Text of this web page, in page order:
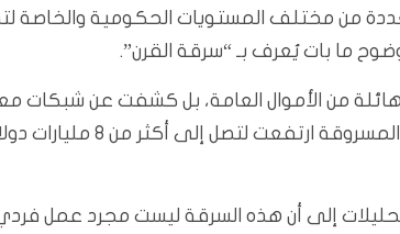
من مختلف المستويات الحكومية والخاصة
ما بات يُعرف بـ “سرقة القرن”.
من الأموال العامة، بل كشفت عن شبكات
من ثلاثين متهمًا ومدانًا حتى الآن،
إلى أن هذه السرقة ليست مجرد عمل